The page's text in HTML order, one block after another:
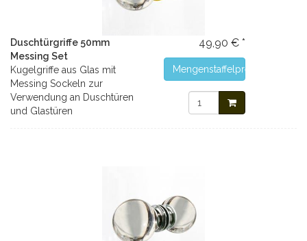
Duschtürgriffe 50mm
Messing Set
Kugelgriffe aus Glas mit
Messing Sockeln zur
Verwendung an Duschtüren
und Glastüren
49,90 € *
Mengenstaffelpreise